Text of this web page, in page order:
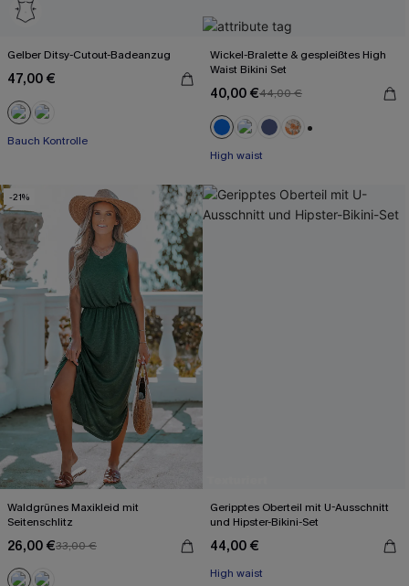
Gelber Ditsy-Cutout-Badeanzug
47,00 €
Bauch Kontrolle
Wickel-Bralette & gespleißtes High
Waist Bikini Set
40,00 €44,00 €
High waist
-21%
Waldgrünes Maxikleid mit
Seitenschlitz
26,00 €33,00 €
Geripptes Oberteil mit U-Ausschnitt
und Hipster-Bikini-Set
44,00 €
High waist